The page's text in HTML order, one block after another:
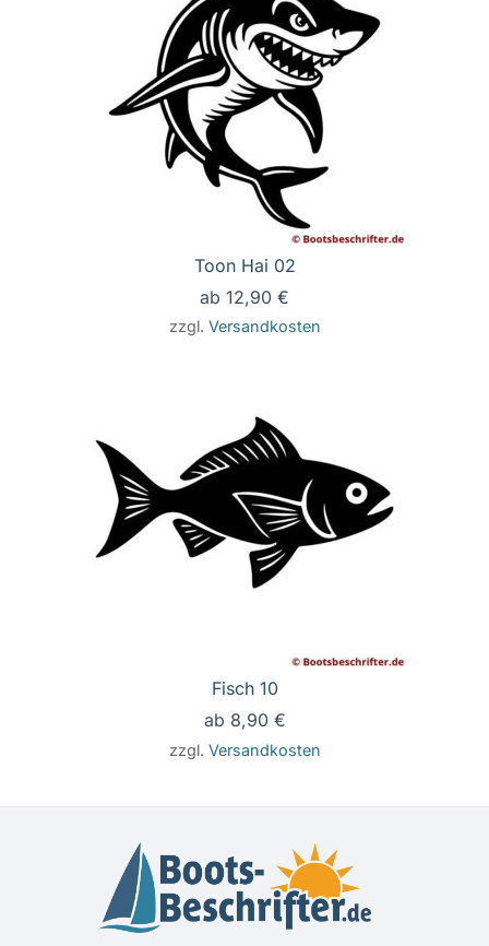
Toon Hai 02
ab 12,90 €
zzgl. Versandkosten
Fisch 10
ab 8,90 €
zzgl. Versandkosten